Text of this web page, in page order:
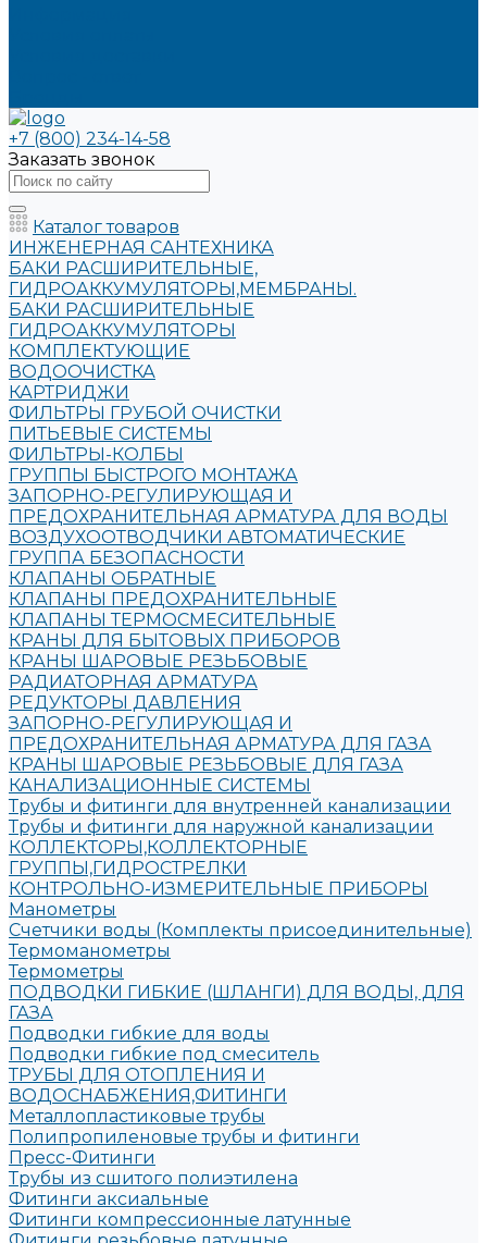
+7 (800) 234-14-58
Заказать звонок
Каталог товаров
ИНЖЕНЕРНАЯ САНТЕХНИКА
БАКИ РАСШИРИТЕЛЬНЫЕ,
ГИДРОАККУМУЛЯТОРЫ,МЕМБРАНЫ.
БАКИ РАСШИРИТЕЛЬНЫЕ
ГИДРОАККУМУЛЯТОРЫ
КОМПЛЕКТУЮЩИЕ
ВОДООЧИСТКА
КАРТРИДЖИ
ФИЛЬТРЫ ГРУБОЙ ОЧИСТКИ
ПИТЬЕВЫЕ СИСТЕМЫ
ФИЛЬТРЫ-КОЛБЫ
ГРУППЫ БЫСТРОГО МОНТАЖА
ЗАПОРНО-РЕГУЛИРУЮЩАЯ И
ПРЕДОХРАНИТЕЛЬНАЯ АРМАТУРА ДЛЯ ВОДЫ
ВОЗДУХООТВОДЧИКИ АВТОМАТИЧЕСКИЕ
ГРУППА БЕЗОПАСНОСТИ
КЛАПАНЫ ОБРАТНЫЕ
КЛАПАНЫ ПРЕДОХРАНИТЕЛЬНЫЕ
КЛАПАНЫ ТЕРМОСМЕСИТЕЛЬНЫЕ
КРАНЫ ДЛЯ БЫТОВЫХ ПРИБОРОВ
КРАНЫ ШАРОВЫЕ РЕЗЬБОВЫЕ
РАДИАТОРНАЯ АРМАТУРА
РЕДУКТОРЫ ДАВЛЕНИЯ
ЗАПОРНО-РЕГУЛИРУЮЩАЯ И
ПРЕДОХРАНИТЕЛЬНАЯ АРМАТУРА ДЛЯ ГАЗА
КРАНЫ ШАРОВЫЕ РЕЗЬБОВЫЕ ДЛЯ ГАЗА
КАНАЛИЗАЦИОННЫЕ СИСТЕМЫ
Трубы и фитинги для внутренней канализации
Трубы и фитинги для наружной канализации
КОЛЛЕКТОРЫ,КОЛЛЕКТОРНЫЕ
ГРУППЫ,ГИДРОСТРЕЛКИ
КОНТРОЛЬНО-ИЗМЕРИТЕЛЬНЫЕ ПРИБОРЫ
Манометры
Счетчики воды (Комплекты присоединительные)
Термоманометры
Термометры
ПОДВОДКИ ГИБКИЕ (ШЛАНГИ) ДЛЯ ВОДЫ, ДЛЯ
ГАЗА
Подводки гибкие для воды
Подводки гибкие под смеситель
ТРУБЫ ДЛЯ ОТОПЛЕНИЯ И
ВОДОСНАБЖЕНИЯ,ФИТИНГИ
Металлопластиковые трубы
Полипропиленовые трубы и фитинги
Пресс-Фитинги
Трубы из сшитого полиэтилена
Фитинги аксиальные
Фитинги компрессионные латунные